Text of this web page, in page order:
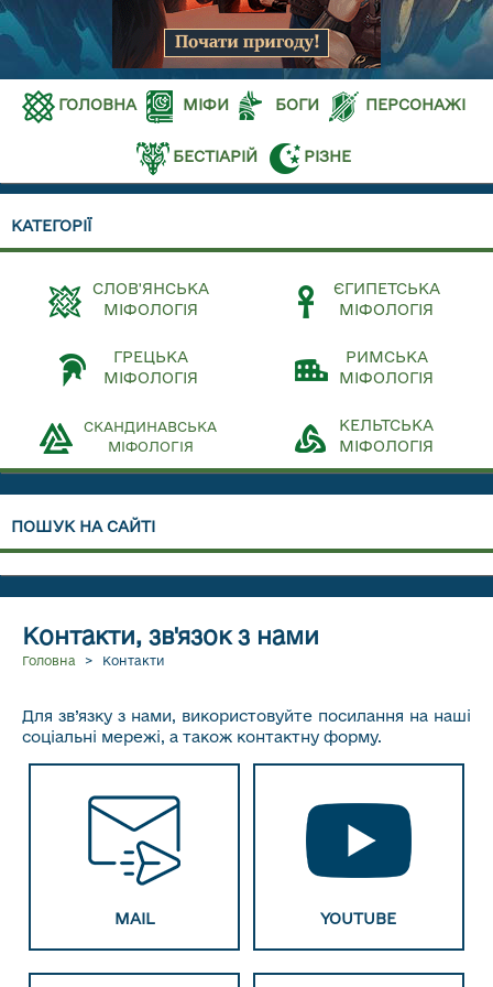
ГОЛОВНА МІФИ БОГИ ПЕРСОНАЖІ
БЕСТІАРІЙ РІЗНЕ
КАТЕГОРІЇ
СЛОВ'ЯНСЬКА
МІФОЛОГІЯ
ЄГИПЕТСЬКА
МІФОЛОГІЯ
ГРЕЦЬКА
МІФОЛОГІЯ
РИМСЬКА
МІФОЛОГІЯ
СКАНДИНАВСЬКА
МІФОЛОГІЯ
КЕЛЬТСЬКА
МІФОЛОГІЯ
ПОШУК НА САЙТІ
Контакти, зв'язок з нами
Головна > Контакти
Для зв’язку з нами, використовуйте посилання на наші
соціальні мережі, а також контактну форму.
НАПИСАТИ НАМ ЛИСТА
НА MAIL
MAIL
ВІДВІДАТИ МІФЧУКА В
YOUTUBE
YOUTUBE
ВІДВІДАТИ МІФЧУКА В
ВІДВІДАТИ МІФЧУКА В
ВІДВІДАТИ МІФЧУКА В